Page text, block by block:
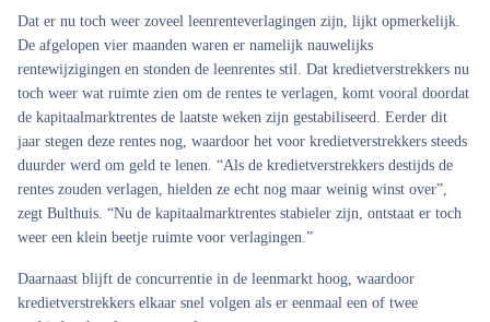
Dat er nu toch weer zoveel leenrenteverlagingen zijn, lijkt opmerkelijk.
De afgelopen vier maanden waren er namelijk nauwelijks
rentewijzigingen en stonden de leenrentes stil. Dat kredietverstrekkers nu
toch weer wat ruimte zien om de rentes te verlagen, komt vooral doordat
de kapitaalmarktrentes de laatste weken zijn gestabiliseerd. Eerder dit
jaar stegen deze rentes nog, waardoor het voor kredietverstrekkers steeds
duurder werd om geld te lenen. “Als de kredietverstrekkers destijds de
rentes zouden verlagen, hielden ze echt nog maar weinig winst over”,
zegt Bulthuis. “Nu de kapitaalmarktrentes stabieler zijn, ontstaat er toch
weer een klein beetje ruimte voor verlagingen.”
Daarnaast blijft de concurrentie in de leenmarkt hoog, waardoor
kredietverstrekkers elkaar snel volgen als er eenmaal een of twee